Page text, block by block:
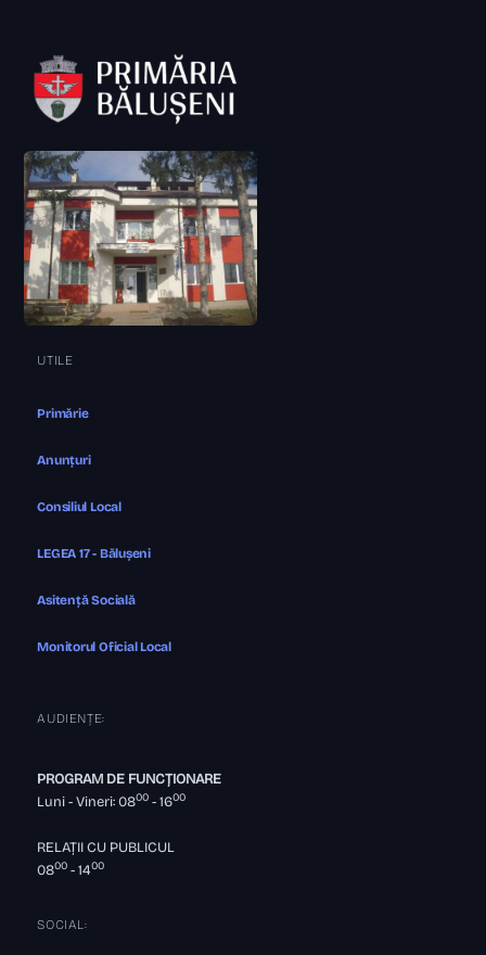
UTILE
Primărie
Anunțuri
Consiliul Local
LEGEA 17 - Bălușeni
Asitență Socială
Monitorul Oficial Local
AUDIENȚE:
PROGRAM DE FUNCȚIONARE
Luni - Vineri: 0800 - 1600
RELAȚII CU PUBLICUL
0800 - 1400
SOCIAL: